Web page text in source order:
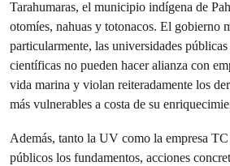
Tarahumaras, el municipio indígena de
otomíes, nahuas y totonacos. El gobierno
particularmente, las universidades
científicas no pueden hacer alianza con
vida marina y violan reiteradamente los
más vulnerables a costa de su
Además, tanto la UV como la empresa
públicos los fundamentos, acciones